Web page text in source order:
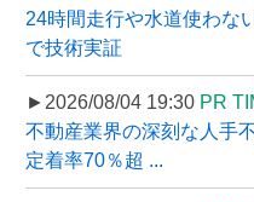
24時間走行や水道使わな
で技術実証
►2026/08/04 19:30 PR
不動産業界の深刻な人手
定着率70％超 ...